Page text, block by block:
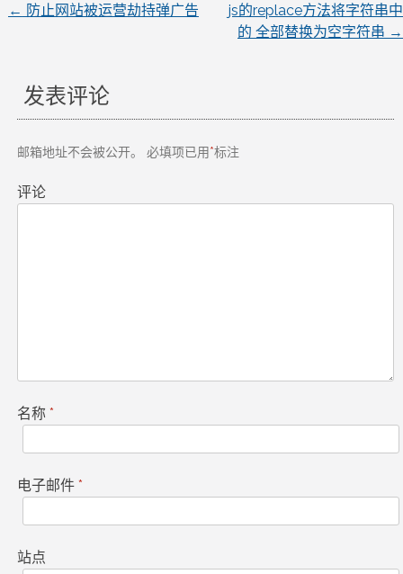
文
导
航
← 防止网站被运营劫持弹广告
js的replace方法将字符串中
的 全部替换为空字符串 →
发表评论
邮箱地址不会被公开。 必填项已用*标注
评论
名称 *
电子邮件 *
站点